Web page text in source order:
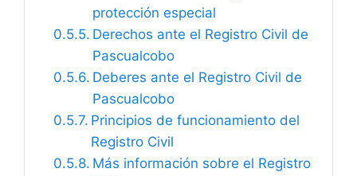
protección especial
Derechos ante el Registro Civil de
Pascualcobo
Deberes ante el Registro Civil de
Pascualcobo
Principios de funcionamiento del
Registro Civil
Más información sobre el Registro